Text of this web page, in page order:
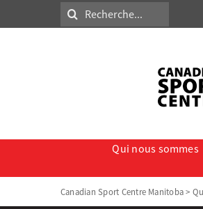
to
Search
for:
Qui nous sommes
Canadian Sport Centre Manitoba>